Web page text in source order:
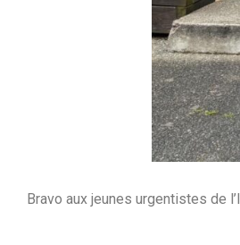
Bravo aux jeunes urgentistes de